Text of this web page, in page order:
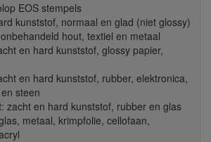
EOS stempels
kunststof, normaal en glad (niet glossy)
hout, textiel en metaal
en hard kunststof, glossy papier,
en hard kunststof, rubber, elektronica,
steen
zacht en hard kunststof, rubber en glas
metaal, krimpfolie, cellofaan,